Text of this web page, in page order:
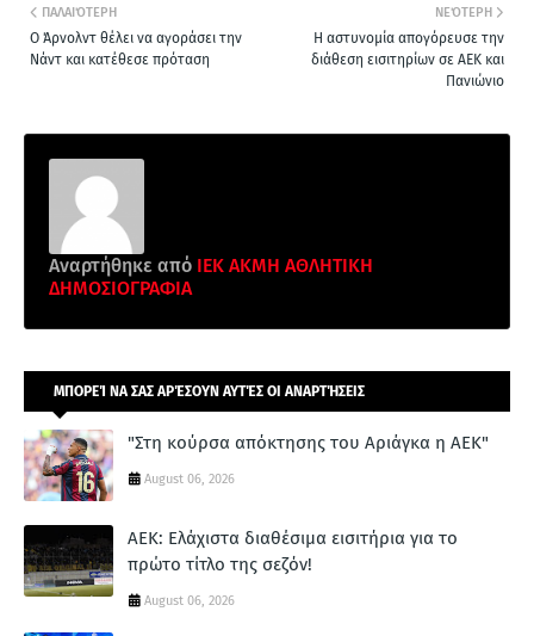
ΝΕΌΤΕΡΗ
Η αστυνομία απογόρευσε την
διάθεση εισιτηρίων σε ΑΕΚ και
Πανιώνιο
ΠΑΛΑΙΌΤΕΡΗ
Ο Άρνολντ θέλει να αγοράσει την
Νάντ και κατέθεσε πρόταση
Αναρτήθηκε από ΙΕΚ ΑΚΜΗ ΑΘΛΗΤΙΚΗ
ΔΗΜΟΣΙΟΓΡΑΦΙΑ
ΜΠΟΡΕΊ ΝΑ ΣΑΣ ΑΡΈΣΟΥΝ ΑΥΤΈΣ ΟΙ ΑΝΑΡΤΉΣΕΙΣ
"Στη κούρσα απόκτησης του Αριάγκα η ΑΕΚ"
August 06, 2026
ΑΕΚ: Ελάχιστα διαθέσιμα εισιτήρια για το
πρώτο τίτλο της σεζόν!
August 06, 2026